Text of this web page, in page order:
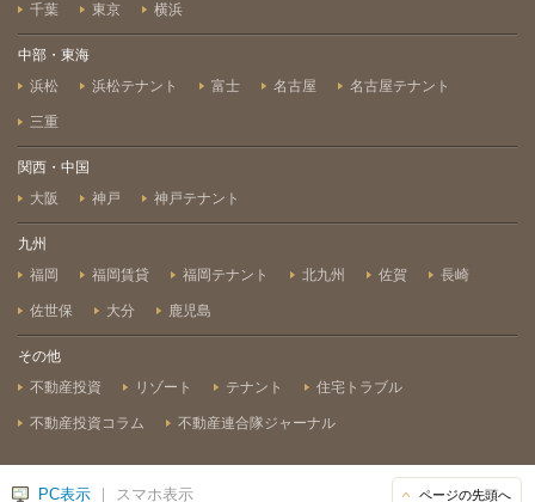
千葉
東京 横浜
中部・東海
浜松
浜松テナント 富士 名古屋 名古屋テナント
三重
関西・中国
大阪
神戸 神戸テナント
九州
福岡
福岡賃貸 福岡テナント 北九州 佐賀 長崎
佐世保 大分 鹿児島
その他
不動産投資
リゾート テナント 住宅トラブル
不動産投資コラム 不動産連合隊ジャーナル
PC表示 ｜ スマホ表示 ページの先頭へ